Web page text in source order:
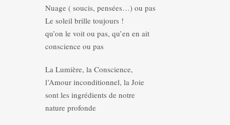
Nuage ( soucis, pensées…) ou pas
Le soleil brille toujours !
qu’on le voit ou pas, qu’en en ait
conscience ou pas
La Lumière, la Conscience,
l’Amour inconditionnel, la Joie
sont les ingrédients de notre
nature profonde